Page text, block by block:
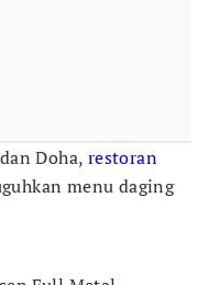
Doha, restoran
menu daging